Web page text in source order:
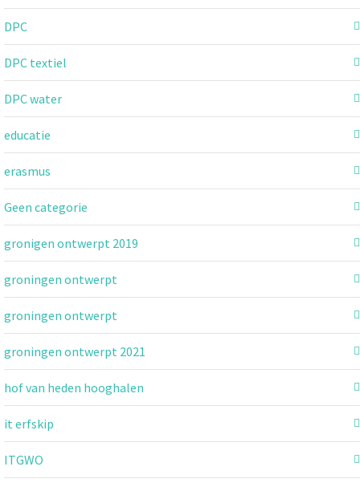
DPC
DPC textiel
DPC water
educatie
erasmus
Geen categorie
gronigen ontwerpt 2019
groningen ontwerpt
groningen ontwerpt
groningen ontwerpt 2021
hof van heden hooghalen
it erfskip
ITGWO